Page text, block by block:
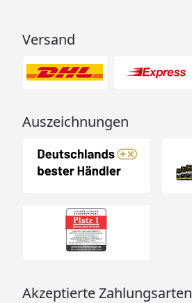
Versand
Auszeichnungen
Akzeptierte Zahlungsarten